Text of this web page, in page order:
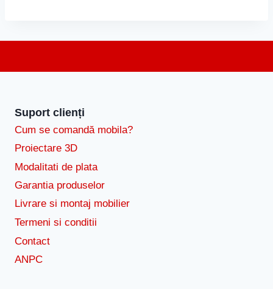
Suport clienți
Cum se comandă mobila?
Proiectare 3D
Modalitati de plata
Garantia produselor
Livrare si montaj mobilier
Termeni si conditii
Contact
ANPC